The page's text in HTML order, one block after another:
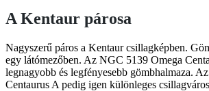
A Kentaur párosa
Nagyszerű páros a Kentaur csillagképben.
egy látómezőben. Az NGC 5139 Omega
legnagyobb és legfényesebb gömbhalmaza.
Centaurus A pedig igen különleges